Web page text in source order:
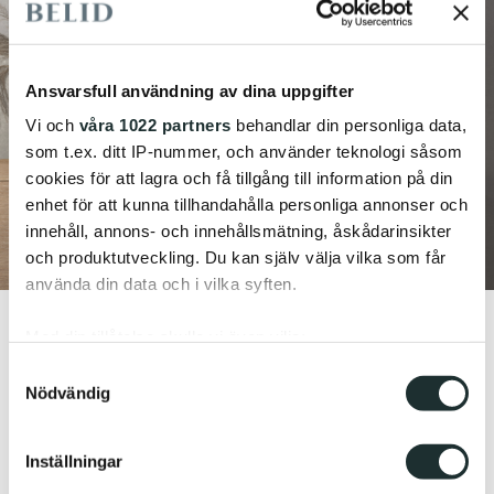
Ansvarsfull användning av dina uppgifter
Vi och våra 1022 partners behandlar din personliga data,
som t.ex. ditt IP-nummer, och använder teknologi såsom
cookies för att lagra och få tillgång till information på din
enhet för att kunna tillhandahålla personliga annonser och
innehåll, annons- och innehållsmätning, åskådarinsikter
och produktutveckling. Du kan själv välja vilka som får
använda din data och i vilka syften.
som kan ha en noggrannhet på upp till flera meter
Ta reda på mer om hur dina personliga uppgifter
Nödvändig
Inställningar